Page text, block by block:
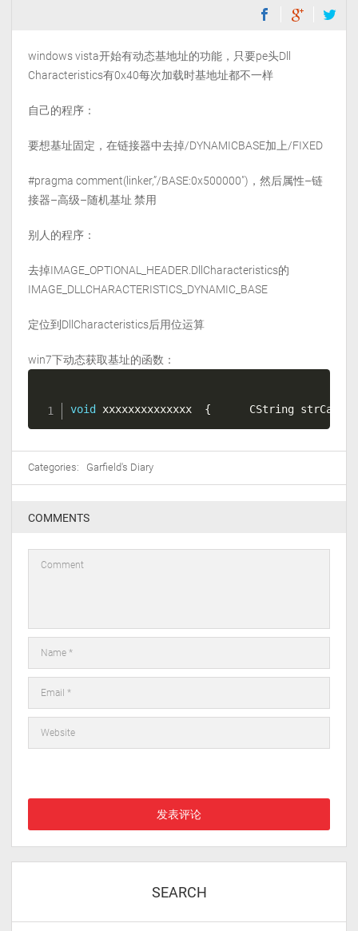
windows vista开始有动态基地址的功能，只要pe头Dll
Characteristics有0x40每次加载时基地址都不一样
自己的程序：
要想基址固定，在链接器中去掉/DYNAMICBASE加上/FIXED
#pragma comment(linker,”/BASE:0x500000″)，然后属性–链
接器–高级–随机基址 禁用
别人的程序：
去掉IMAGE_OPTIONAL_HEADER.DllCharacteristics的
IMAGE_DLLCHARACTERISTICS_DYNAMIC_BASE
定位到DllCharacteristics后用位运算
win7下动态获取基址的函数：
void xxxxxxxxxxxxxx {
CString
Categories: Garfield's Diary
COMMENTS
SEARCH